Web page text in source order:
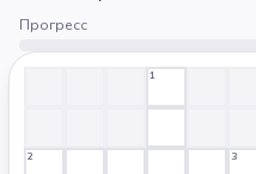
Прогресс
1
2 3